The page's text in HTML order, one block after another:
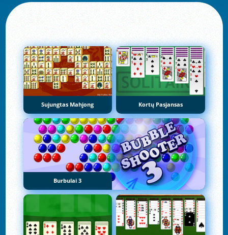
Sujungtas Mahjong Kortų Pasjansas
Burbulai 3